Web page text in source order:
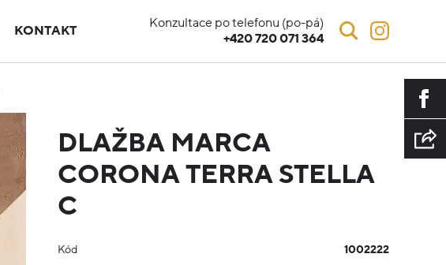
KONTAKT
Konzultace po telefonu (po-pá)
+420 720 071 364
DLAŽBA MARCA
CORONA TERRA STELLA
C
Kód
1002222